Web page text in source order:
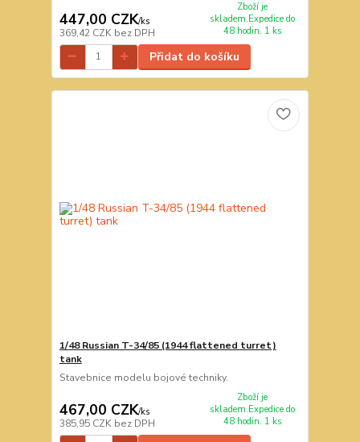
447,00 CZK/ks
369,42 CZK bez DPH
Zboží je
skladem.Expedice do
48 hodin. 1 ks
Přidat do košíku
1/48 Russian T-34/85 (1944 flattened turret)
tank
Stavebnice modelu bojové techniky.
467,00 CZK/ks
385,95 CZK bez DPH
Zboží je
skladem.Expedice do
48 hodin. 1 ks